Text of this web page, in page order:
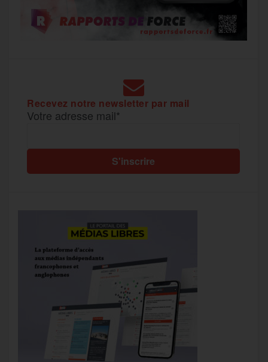
Recevez notre newsletter par mail
Votre adresse mail*